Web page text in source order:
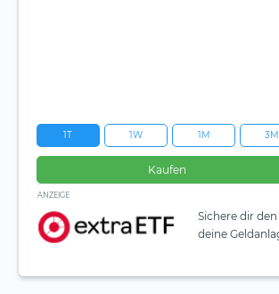
1T 1W 1M 3M
Kaufen
ANZEIGE
Sichere dir
deine